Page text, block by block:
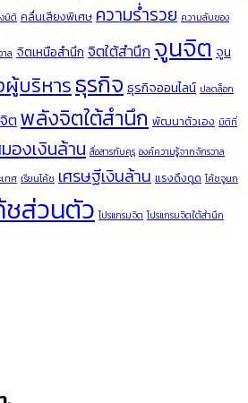
มิติ คลื่นเสียงพิเศษ ความร่ำรวย ความลับของ
ล จิตเหนือสำนึก จิตใต้สำนึก จูนจิต จูน
ผู้บริหารธุรกิจ ธุรกิจออนไลน์ ปลดล็อก
ต พลังจิตใต้สำนึก พัฒนาตัวเอง มิติที่
องเงินล้าน สื่อสารกับคุรุ องค์ความรู้จากจักรวาล
เทศ เรียนโค้ช เศรษฐีเงินล้าน แรงดึงดูด โค้ชจูนก
ชส่วนตัว โปรแกรมจิต โปรแกรมจิตใต้สำนึก